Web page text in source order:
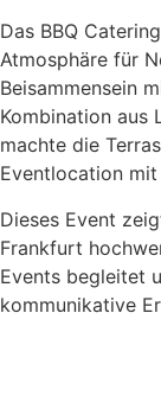
Das BBQ
Atmosphäre für
Beisammensein
Kombination aus
machte die
Eventlocation
Dieses Event
Frankfurt
Events begleitet
kommunikative